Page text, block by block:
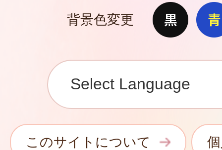
背景色変更
このサイトについて